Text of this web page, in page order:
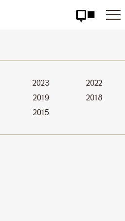
2023
2022
2019
2018
2015